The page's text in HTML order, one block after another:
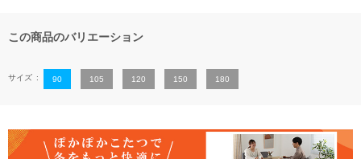
この商品のバリエーション
サイズ 90 105 120 150 180